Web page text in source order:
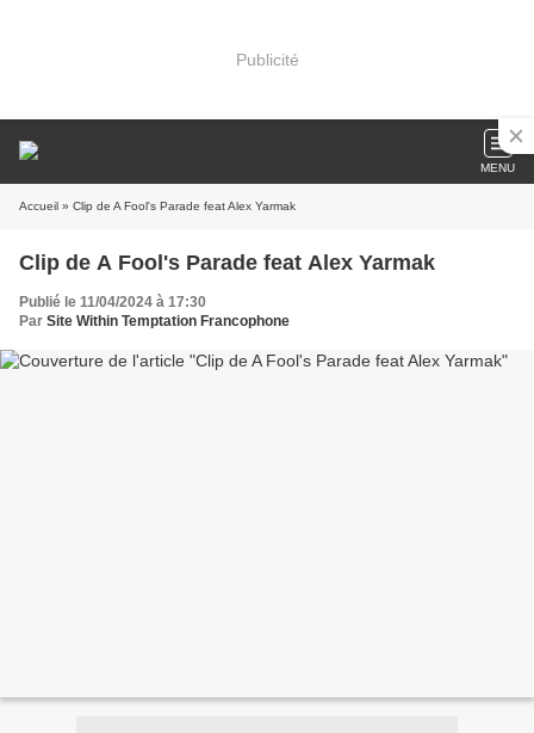
Publicité
MENU
Accueil » Clip de A Fool's Parade feat Alex Yarmak
Clip de A Fool's Parade feat Alex Yarmak
Publié le 11/04/2024 à 17:30
Par Site Within Temptation Francophone